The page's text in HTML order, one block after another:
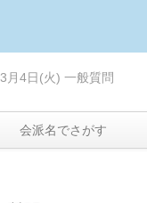
3月4日(火) 一般質問
会派名でさがす